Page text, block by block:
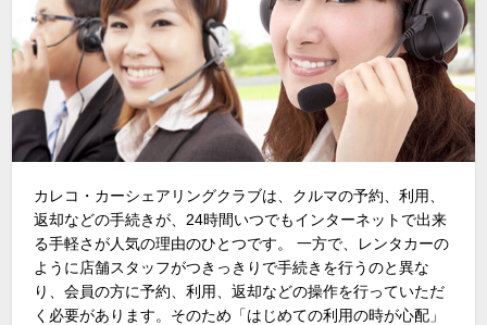
カレコ・カーシェアリングクラブは、クルマの予約、利用、
返却などの手続きが、24時間いつでもインターネットで出来
る手軽さが人気の理由のひとつです。 一方で、レンタカーの
ように店舗スタッフがつきっきりで手続きを行うのと異な
り、会員の方に予約、利用、返却などの操作を行っていただ
く必要があります。そのため「はじめての利用の時が心配」